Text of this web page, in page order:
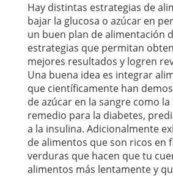
Hay distintas estrategias de
bajar la glucosa o azúcar en
un buen plan de alimentación
estrategias que permitan
mejores resultados y logren
Una buena idea es integrar
que científicamente han
de azúcar en la sangre como
remedio para la diabetes,
a la insulina. Adicionalmente
de alimentos que son ricos en
verduras que hacen que tu
alimentos más lentamente y